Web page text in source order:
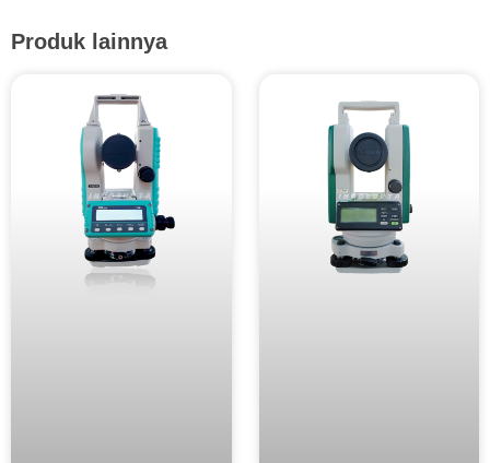
Produk lainnya